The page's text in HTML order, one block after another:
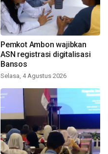
Pemkot Ambon wajibkan
ASN registrasi digitalisasi
Bansos
Selasa, 4 Agustus 2026